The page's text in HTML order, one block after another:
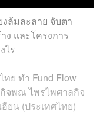
ล้มละลาย จับตา
ง และโครงการ
ไร
ย ทำ Fund Flow
จพณ ไพรไพศาลกิจ
ยน (ประเทศไทย)